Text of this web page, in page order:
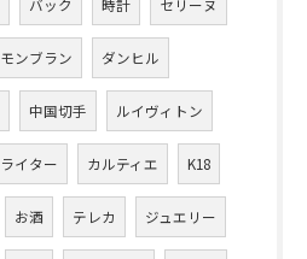
バック 時計 セリーヌ
モンブラン ダンヒル
中国切手 ルイヴィトン
ライター カルティエ K18
お酒 テレカ ジュエリー